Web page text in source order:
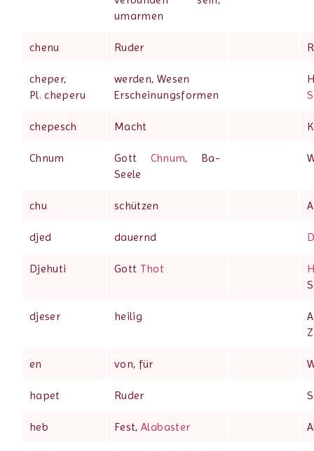
umarmen
chenu Ruder
cheper,
Pl. cheperu
werden, Wesen
Erscheinungsformen
chepesch Macht
Chnum Gott Chnum, Ba-
Seele
chu schützen
djed dauernd
Djehuti Gott Thot
djeser heilig
en von, für
hapet Ruder
heb Fest,Alabaster